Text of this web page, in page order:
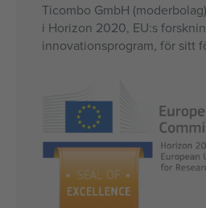
Ticombo GmbH
i Horizon 2020, EU:s
innovationsprogram, för sitt